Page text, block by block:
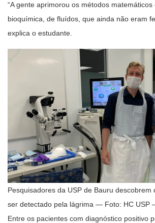
“A gente aprimorou os métodos matemáticos
bioquímica, de fluídos, que ainda não eram
explica o estudante.
Pesquisadores da USP de Bauru descobrem
ser detectado pela lágrima — Foto: HC USP
Entre os pacientes com diagnóstico positivo